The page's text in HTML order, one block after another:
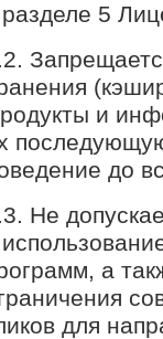
5
и
до
Не
а
для